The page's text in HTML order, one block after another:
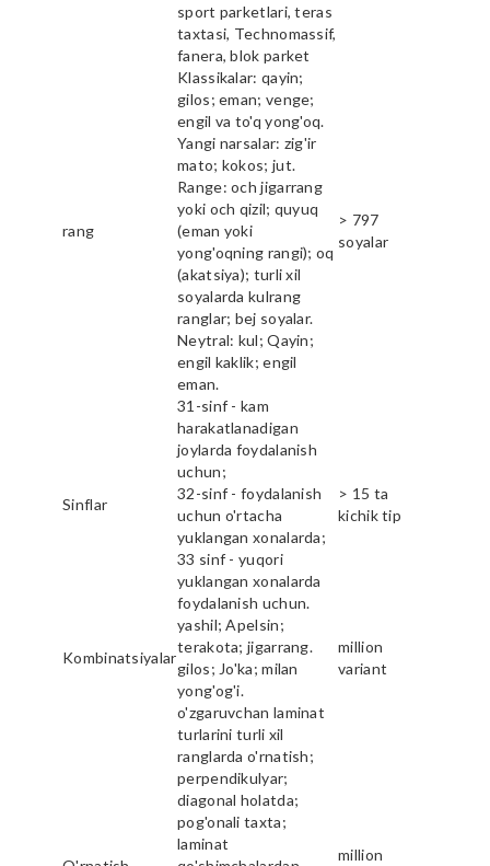
sport parketlari, teras
taxtasi, Technomassif,
fanera, blok parket
rang
Klassikalar: qayin;
gilos; eman; venge;
engil va to'q yong'oq.
Yangi narsalar: zig'ir
mato; kokos; jut.
Range: och jigarrang
yoki och qizil; quyuq
(eman yoki
yong'oqning rangi); oq
(akatsiya); turli xil
soyalarda kulrang
ranglar; bej soyalar.
Neytral: kul; Qayin;
engil kaklik; engil
eman.
> 797
soyalar
Sinflar
31-sinf - kam
harakatlanadigan
joylarda foydalanish
uchun;
32-sinf - foydalanish
uchun o'rtacha
yuklangan xonalarda;
33 sinf - yuqori
yuklangan xonalarda
foydalanish uchun.
> 15 ta
kichik tip
Kombinatsiyalar
yashil; Apelsin;
terakota; jigarrang.
gilos; Jo'ka; milan
yong'og'i.
million
variant
o'zgaruvchan laminat
turlarini turli xil
ranglarda o'rnatish;
perpendikulyar;
diagonal holatda;
pog'onali taxta;
laminat
million